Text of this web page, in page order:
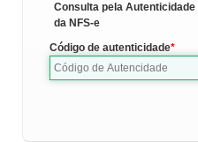
Consulta pela Autenticidade
da NFS-e
Código de autenticidade